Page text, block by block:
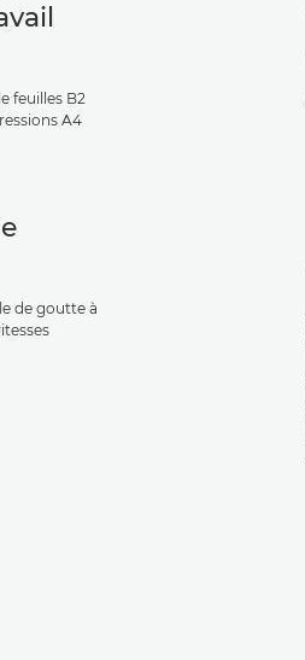
feuilles B2
A4
de goutte à